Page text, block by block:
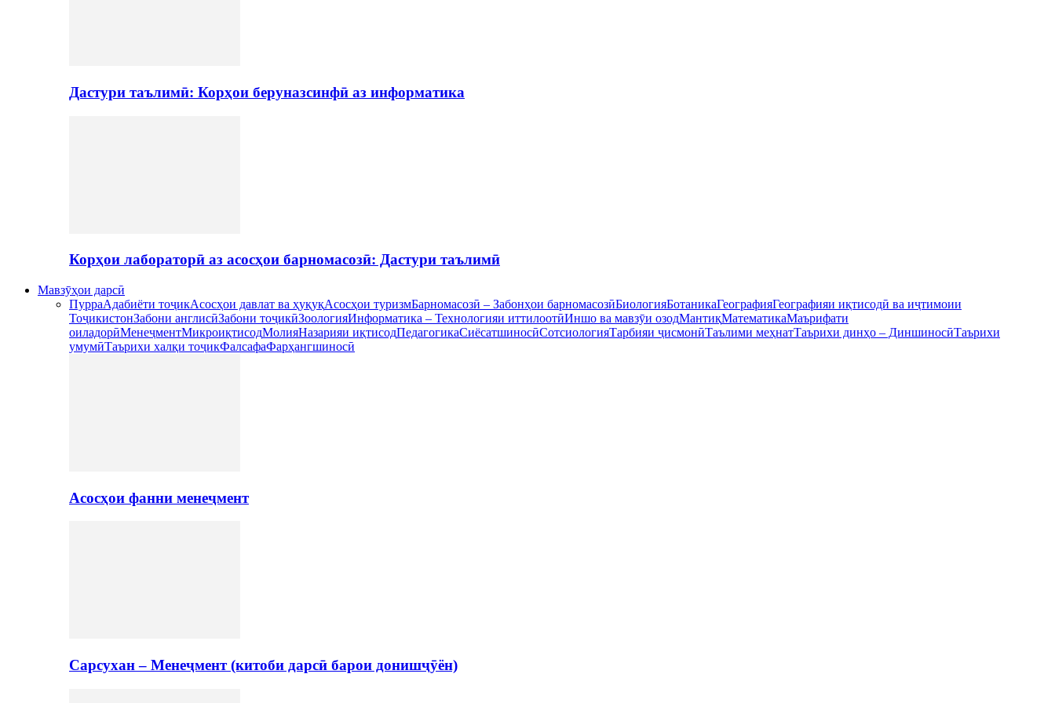
Дастури таълимӣ: Корҳои беруназсинфӣ аз информатика
Корҳои лабораторӣ аз асосҳои барномасозӣ: Дастури таълимӣ
Мавзӯҳои дарсӣ
ПурраАдабиёти тоҷикАсосҳои давлат ва ҳуқуқАсосҳои туризмБарномасозӣ – Забонҳои барномасозӣБиологияБотаникаГеографияГеографияи иқтисодӣ ва иҷтимоии
ТоҷикистонЗабони англисӣЗабони тоҷикӣЗоологияИнформатика – Технологияи иттилоотӣИншо ва мавзӯи озодМантиқМатематикаМаърифати
оиладорӣМенеҷментМикроиқтисодМолияНазарияи иқтисодПедагогикаСиёсатшиносӣСотсиологияТарбияи ҷисмонӣТаълими меҳнатТаърихи динҳо – ДиншиносӣТаърихи
умумӣТаърихи халқи тоҷикФалсафаФарҳангшиносӣ
Асосҳои фанни менеҷмент
Сарсухан – Менеҷмент (китоби дарсӣ барои донишҷӯён)